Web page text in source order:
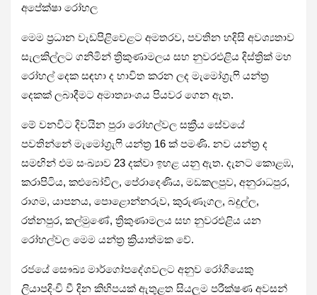
අපේක්ෂා රෝහල
මෙම ප්‍රධාන වැඩපිළිවෙළට අමතරව, පවතින හදිසි අවශ්‍යතාව
සැලකිල්ලට ගනිමින් ත්‍රිකුණාමලය සහ නුවරඑළිය දිස්ත්‍රික් මහ
රෝහල් දෙක සඳහා ද භාවිත කරන ලද මැමෝග්‍රැෆි යන්ත්‍ර
දෙකක් ලබාදීමට අමාත්‍යාංශය පියවර ගෙන ඇත.
මේ වනවිට දිවයින පුරා රෝහල්වල සක්‍රීය සේවයේ
පවතින්නේ මැමෝග්‍රැෆි යන්ත්‍ර 16 ක් පමණි. නව යන්ත්‍ර ද
සමඟින් එම සංඛ්‍යාව 23 දක්වා ඉහළ යනු ඇත. දැනට කොළඹ,
කරාපිටිය, කළුබෝවිල, පේරාදෙණිය, මඩකලපුව, අනුරාධපුර,
රාගම, යාපනය, පොළොන්නරුව, කුරුණෑගල, බදුල්ල,
රත්නපුර, කල්මුණේ, ත්‍රිකුණාමලය සහ නුවරඑළිය යන
රෝහල්වල මෙම යන්ත්‍ර ක්‍රියාත්මක වේ.
රජයේ සෞඛ්‍ය මාර්ගෝපදේශවලට අනුව රෝගියෙකු
ලියාපදිංචි වී දින කිහිපයක් ඇතුළත සියලුම පරීක්ෂණ අවසන්